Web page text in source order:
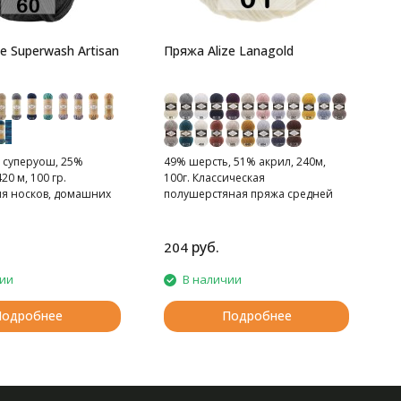
Superwash Artisan
25%
м, 100 гр.
носков, домашних
Пряжа Alize Lanagold
49% шерсть, 51% акрил, 240м,
100г. Классическая
полушерстяная пряжа средней
204 руб.
В наличии
Подробнее